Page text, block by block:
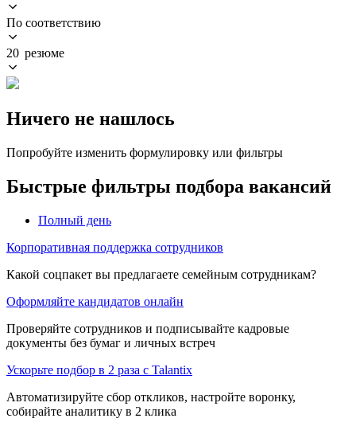
По соответствию
20 резюме
Ничего не нашлось
Попробуйте изменить формулировку или фильтры
Быстрые фильтры подбора вакансий
Полный день
Корпоративная поддержка сотрудников
Какой соцпакет вы предлагаете семейным сотрудникам?
Оформляйте кандидатов онлайн
Проверяйте сотрудников и подписывайте кадровые
документы без бумаг и личных встреч
Ускорьте подбор в 2 раза с Talantix
Автоматизируйте сбор откликов, настройте воронку,
собирайте аналитику в 2 клика